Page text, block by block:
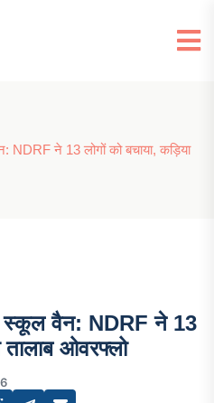
ने 13 लोगों को बचाया, कड़िया
स्कूल वैन: NDRF ने 13
तालाब ओवरफ्लो